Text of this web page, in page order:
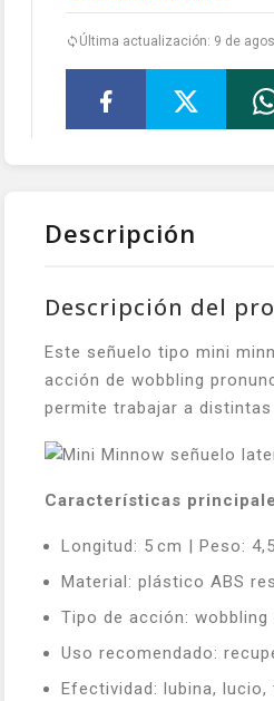
Última actualización: 9 de
Descripción
Descripción del
Este señuelo tipo mini
acción de wobbling
permite trabajar a
Características
Longitud: 5 cm | Peso:
Material: plástico ABS
Tipo de acción:
Uso recomendado:
Efectividad: lubina,